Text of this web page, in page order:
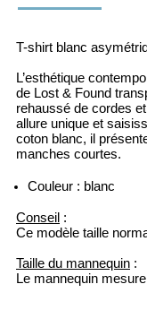
T-shirt blanc
L’esthétique
de Lost & Found
rehaussé de cordes
allure unique et
coton blanc, il
manches courtes.
Couleur : blanc
Conseil :
Ce modèle taille
Taille du mannequin :
Le mannequin